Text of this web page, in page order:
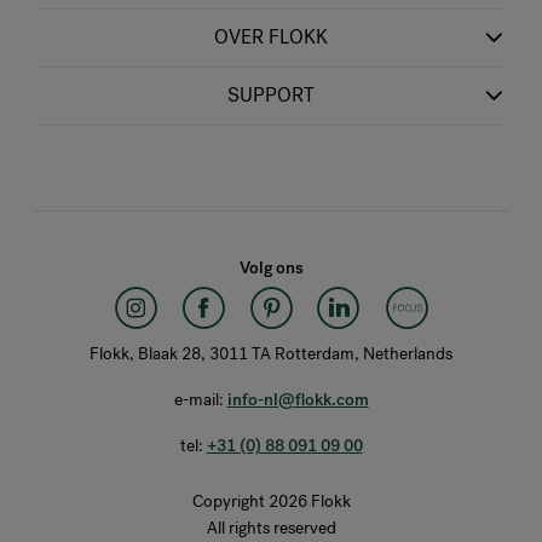
OVER FLOKK
SUPPORT
Volg ons
Flokk, Blaak 28, 3011 TA Rotterdam, Netherlands
e-mail: info-nl@flokk.com
tel: +31 (0) 88 091 09 00
Copyright 2026 Flokk
All rights reserved